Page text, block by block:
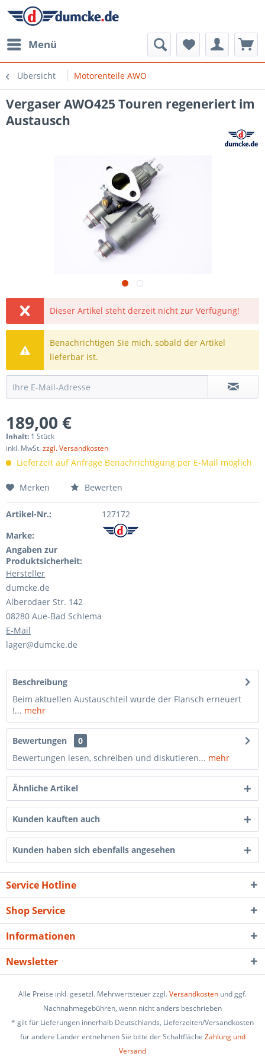
Menü
Übersicht Motorenteile AWO
Vergaser AWO425 Touren regeneriert im
Austausch
Dieser Artikel steht derzeit nicht zur Verfügung!
Benachrichtigen Sie mich, sobald der Artikel
lieferbar ist.
189,00 €
Inhalt: 1 Stück
inkl. MwSt.zzgl. Versandkosten
Lieferzeit auf Anfrage Benachrichtigung per E-Mail möglich
Merken Bewerten
Artikel-Nr.:
127172
Marke:
Angaben zur
Produktsicherheit:
Hersteller
dumcke.de
Alberodaer Str. 142
08280 Aue-Bad Schlema
E-Mail
lager@dumcke.de
Beschreibung
Beim aktuellen Austauschteil wurde der Flansch erneuert
!... mehr
Bewertungen
0
Bewertungen lesen, schreiben und diskutieren... mehr
Ähnliche Artikel
Kunden kauften auch
Kunden haben sich ebenfalls angesehen
Service Hotline
Shop Service
Informationen
Newsletter
Alle Preise inkl. gesetzl. Mehrwertsteuer zzgl.Versandkosten und ggf.
Nachnahmegebühren, wenn nicht anders beschrieben
* gilt für Lieferungen innerhalb Deutschlands, Lieferzeiten/Versandkosten
für andere Länder entnehmen Sie bitte der Schaltfläche Zahlung und
Versand